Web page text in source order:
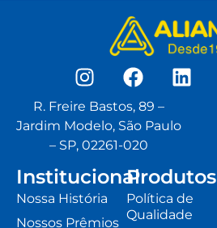
R. Freire Bastos, 89 –
Jardim Modelo, São Paulo
– SP, 02261-020
Institucional
Nossa História
Nossos Prêmios
Produtos
Política de
Qualidade